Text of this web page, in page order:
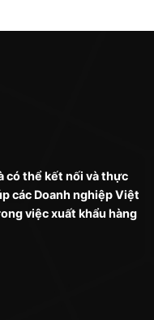
có thể kết nối và thực
các Doanh nghiệp Việt
việc xuất khẩu hàng